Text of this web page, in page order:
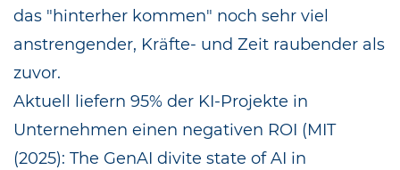
das "hinterher kommen" noch sehr viel
anstrengender, Kräfte- und Zeit raubender als
zuvor.
Aktuell liefern 95% der KI-Projekte in
Unternehmen einen negativen ROI (MIT
(2025): The GenAI divite state of AI in